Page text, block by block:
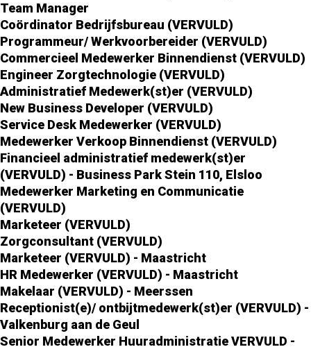
Team Manager
Coördinator Bedrijfsbureau (VERVULD)
Programmeur/ Werkvoorbereider (VERVULD)
Commercieel Medewerker Binnendienst (VERVULD)
Engineer Zorgtechnologie (VERVULD)
Administratief Medewerk(st)er (VERVULD)
New Business Developer (VERVULD)
Service Desk Medewerker (VERVULD)
Medewerker Verkoop Binnendienst (VERVULD)
Financieel administratief medewerk(st)er
(VERVULD) - Business Park Stein 110, Elsloo
Medewerker Marketing en Communicatie
(VERVULD)
Marketeer (VERVULD)
Zorgconsultant (VERVULD)
Marketeer (VERVULD) - Maastricht
HR Medewerker (VERVULD) - Maastricht
Makelaar (VERVULD) - Meerssen
Receptionist(e)/ ontbijtmedewerk(st)er (VERVULD) -
Valkenburg aan de Geul
Senior Medewerker Huuradministratie VERVULD -